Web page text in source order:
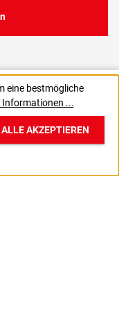
eine bestmögliche
Informationen ...
ALLE AKZEPTIEREN
B